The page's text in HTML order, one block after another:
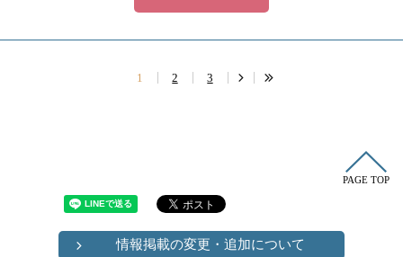
1 2 3
PAGE TOP
情報掲載の変更・追加について